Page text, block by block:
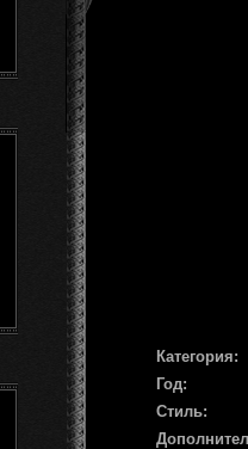
Категория:
Год:
Стиль: